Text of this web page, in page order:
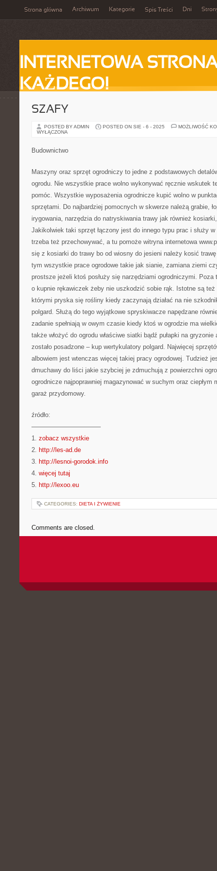
Strona główna Archiwum Kategorie Spis Treści Dni
INTERNETOWA
KAŻDEGO!
SZAFY
POSTED BY ADMIN POSTED ON SIE - 6 - 2025
MOŻLIWOŚĆ
WYŁĄCZONA
Budownictwo
Maszyny oraz sprzęt ogrodniczy to jedne z podstawowych
ogrodu. Nie wszystkie prace wolno wykonywać ręcznie wskutek
pomóc. Wszystkie wyposażenia ogrodnicze kupić wolno w
sprzętami. Do najbardziej pomocnych w skwerze należą grabie,
irygowania, narzędzia do natryskiwania trawy jak również
Jakikolwiek taki sprzęt łączony jest do innego typu prac i służy
trzeba też przechowywać, a tu pomoże witryna internetowa
się z kosiarki do trawy bo od wiosny do jesieni należy kosić
tym wszystkie prace ogrodowe takie jak sianie, zamiana ziemi
prostsze jeżeli ktoś posłuży się narzędziami ogrodniczymi. Poza
o kupnie rękawiczek żeby nie uszkodzić sobie rąk. Istotne są też
którymi pryska się rośliny kiedy zaczynają działać na nie
polgard. Służą do tego wyjątkowe spryskiwacze napędzane
zadanie spełniają w owym czasie kiedy ktoś w ogrodzie ma
także włożyć do ogrodu właściwe siatki bądź pułapki na
zostało posadzone – kup wertykulatory polgard. Najwięcej
albowiem jest wtenczas więcej takiej pracy ogrodowej. Tudzież
dmuchawy do liści jakie szybciej je zdmuchują z powierzchni
ogrodnicze najpoprawniej magazynować w suchym oraz ciepłym
garaż przydomowy.
źródło:
———————————
1. zobacz wszystkie
2. http://les-ad.de
3. http://lesnoi-gorodok.info
4. więcej tutaj
5. http://lexoo.eu
CATEGORIES: DIETA I ŻYWIENIE
Comments are closed.